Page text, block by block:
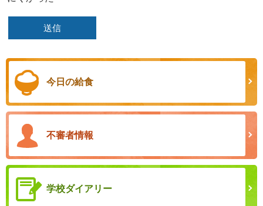
今日の給食
不審者情報
学校ダイアリー